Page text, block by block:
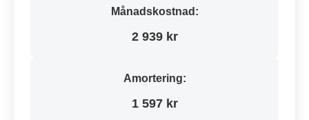
Månadskostnad:
2 939 kr
Amortering:
1 597 kr